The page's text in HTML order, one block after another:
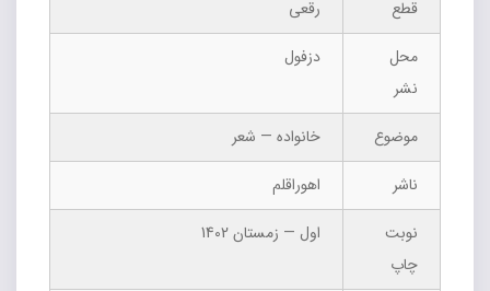
قطع
رقعی
محل
نشر
دزفول
موضوع
خانواده — شعر
ناشر
اهوراقلم
نوبت
چاپ
اول — زمستان 1402